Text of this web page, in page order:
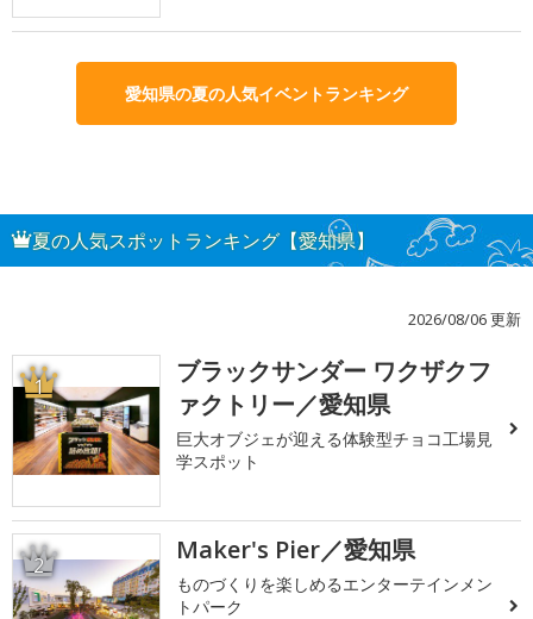
愛知県の夏の人気イベントランキング
夏の人気スポットランキング【愛知県】
2026/08/06 更新
1
ブラックサンダー ワクザクフ
ァクトリー／愛知県
巨大オブジェが迎える体験型チョコ工場見
学スポット
2 Maker's Pier／愛知県
ものづくりを楽しめるエンターテインメン
トパーク